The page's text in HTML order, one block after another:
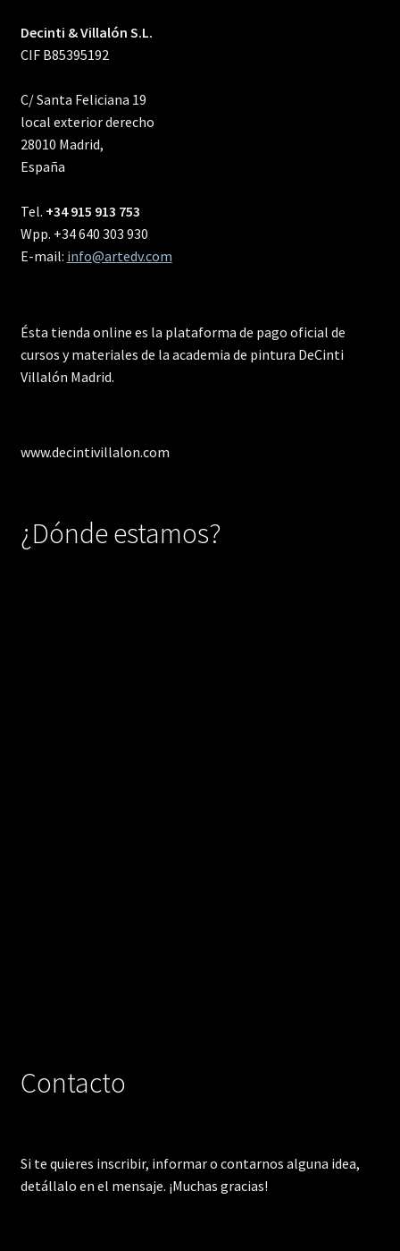
Decinti & Villalón S.L.
CIF B85395192
C/ Santa Feliciana 19
local exterior derecho
28010 Madrid,
España
Tel. +34 915 913 753
Wpp. +34 640 303 930
E-mail: info@artedv.com
Ésta tienda online es la plataforma de pago oficial de
cursos y materiales de la academia de pintura DeCinti
Villalón Madrid.
www.decintivillalon.com
¿Dónde estamos?
Contacto
Si te quieres inscribir, informar o contarnos alguna idea,
detállalo en el mensaje. ¡Muchas gracias!